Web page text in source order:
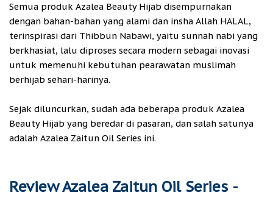
Semua produk Azalea Beauty Hijab disempurnakan
dengan bahan-bahan yang alami dan insha Allah HALAL,
terinspirasi dari Thibbun Nabawi, yaitu sunnah nabi yang
berkhasiat, lalu diproses secara modern sebagai inovasi
untuk memenuhi kebutuhan pearawatan muslimah
berhijab sehari-harinya.
Sejak diluncurkan, sudah ada beberapa produk Azalea
Beauty Hijab yang beredar di pasaran, dan salah satunya
adalah Azalea Zaitun Oil Series ini.
Review Azalea Zaitun Oil Series -